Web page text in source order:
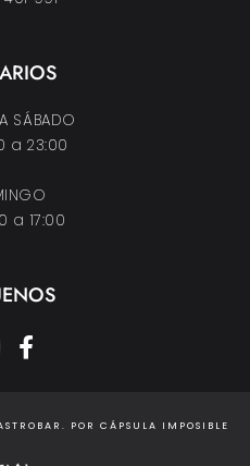
SÁBADO
a 23:00
a 17:00
instagram
POR CÁPSULA IMPOSIBLE